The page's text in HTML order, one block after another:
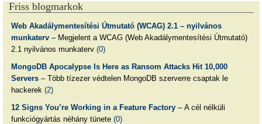
Friss blogmarkok
Web Akadálymentesítési Útmutató (WCAG) 2.1 – nyilvános
munkaterv– Megjelent a WCAG (Web Akadálymentesítési Útmutató)
2.1 nyilvános munkaterv (0)
MongoDB Apocalypse Is Here as Ransom Attacks Hit 10,000
Servers– Több tízezer védtelen MongoDB szerverre csaptak le
hackerek (2)
12 Signs You’re Working in a Feature Factory– A cél nélküli
funkciógyártás néhány tünete (0)